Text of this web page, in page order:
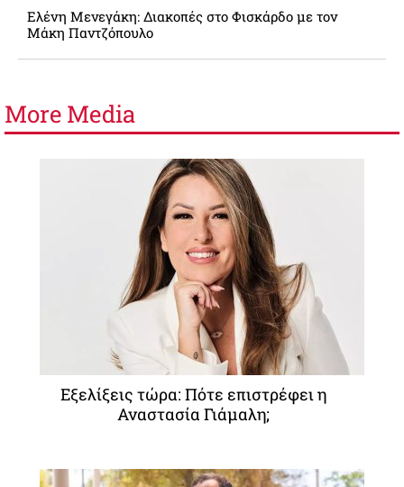
Ελένη Μενεγάκη: Διακοπές στο Φισκάρδο με τον
Μάκη Παντζόπουλο
More Media
Εξελίξεις τώρα: Πότε επιστρέφει η
Αναστασία Γιάμαλη;